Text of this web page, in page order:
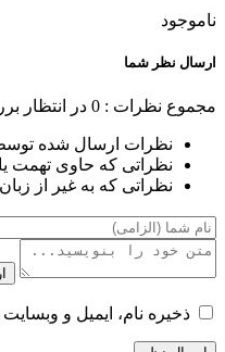
ناموجود
ارسال نظر شما
مجموع نظرات : 0 در انتظار
نظرات ارسال شده
نظراتی که حاوی تهمت
نظراتی که به غیر از
ذخیره نام، ایمیل و